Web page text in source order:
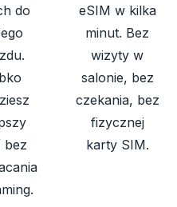
do
bez
eSIM w kilka
minut. Bez
wizyty w
salonie, bez
czekania, bez
fizycznej
karty SIM.